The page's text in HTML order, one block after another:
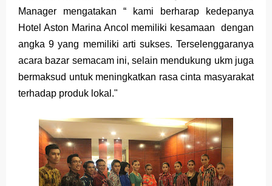
Manager mengatakan “ kami berharap kedepanya
Hotel Aston Marina Ancol memiliki kesamaan dengan
angka 9 yang memiliki arti sukses. Terselenggaranya
acara bazar semacam ini, selain mendukung ukm juga
bermaksud untuk meningkatkan rasa cinta masyarakat
terhadap produk lokal."